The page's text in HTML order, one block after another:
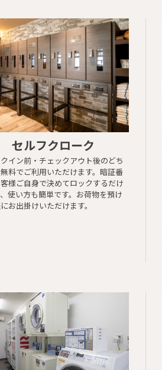
セルフクローク
イン前・チェックアウト後のどち
料でご利用いただけます。暗証番
様ご自身で決めてロックするだけ
使い方も簡単です。お荷物を預け
お出掛けいただけます。